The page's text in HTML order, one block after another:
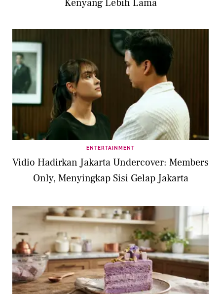
Kenyang Lebih Lama
ENTERTAINMENT
Vidio Hadirkan Jakarta Undercover: Members
Only, Menyingkap Sisi Gelap Jakarta